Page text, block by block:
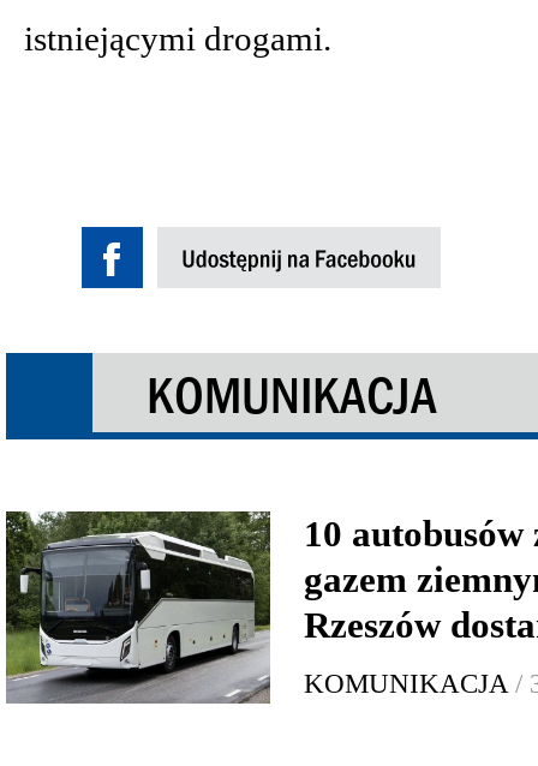
istniejącymi drogami.
KOMUNIKACJA
10 autobusów
gazem
Rzeszów
KOMUNIKACJA /